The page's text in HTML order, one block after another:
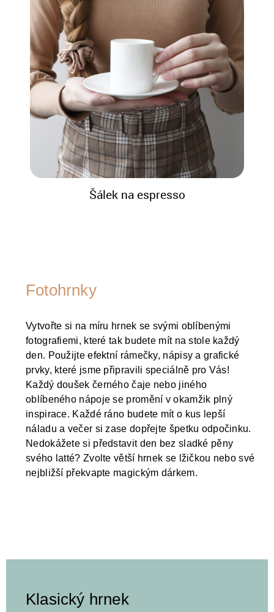
Šálek na espresso
Fotohrnky
Vytvořte si na míru hrnek se svými oblíbenými
fotografiemi, které tak budete mít na stole každý
den. Použijte efektní rámečky, nápisy a grafické
prvky, které jsme připravili speciálně pro Vás!
Každý doušek černého čaje nebo jiného
oblíbeného nápoje se promění v okamžik plný
inspirace. Každé ráno budete mít o kus lepší
náladu a večer si zase dopřejte špetku odpočinku.
Nedokážete si představit den bez sladké pěny
svého latté? Zvolte větší hrnek se lžičkou nebo své
nejbližší překvapte magickým dárkem.
Klasický hrnek